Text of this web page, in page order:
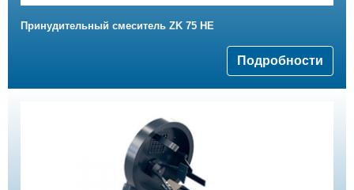
Принудительный смеситель ZK 75 HE
Подробности